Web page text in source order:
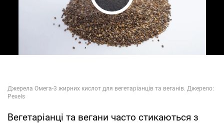
Play Video
Вегетаріанці та вегани часто стикаються з